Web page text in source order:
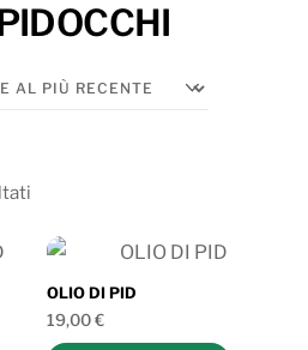
base
più
OLIO DI PID
19,00€